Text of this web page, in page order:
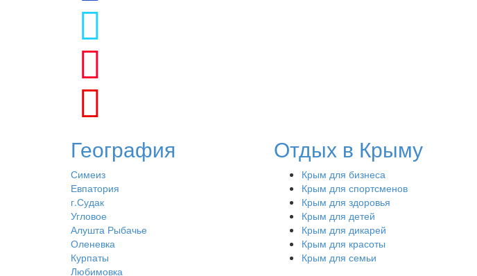
География
Симеиз
Евпатория
г.Судак
Угловое
Алушта Рыбачье
Оленевка
Курпаты
Любимовка
Отдых в Крыму
Крым для бизнеса
Крым для спортсменов
Крым для здоровья
Крым для детей
Крым для дикарей
Крым для красоты
Крым для семьи